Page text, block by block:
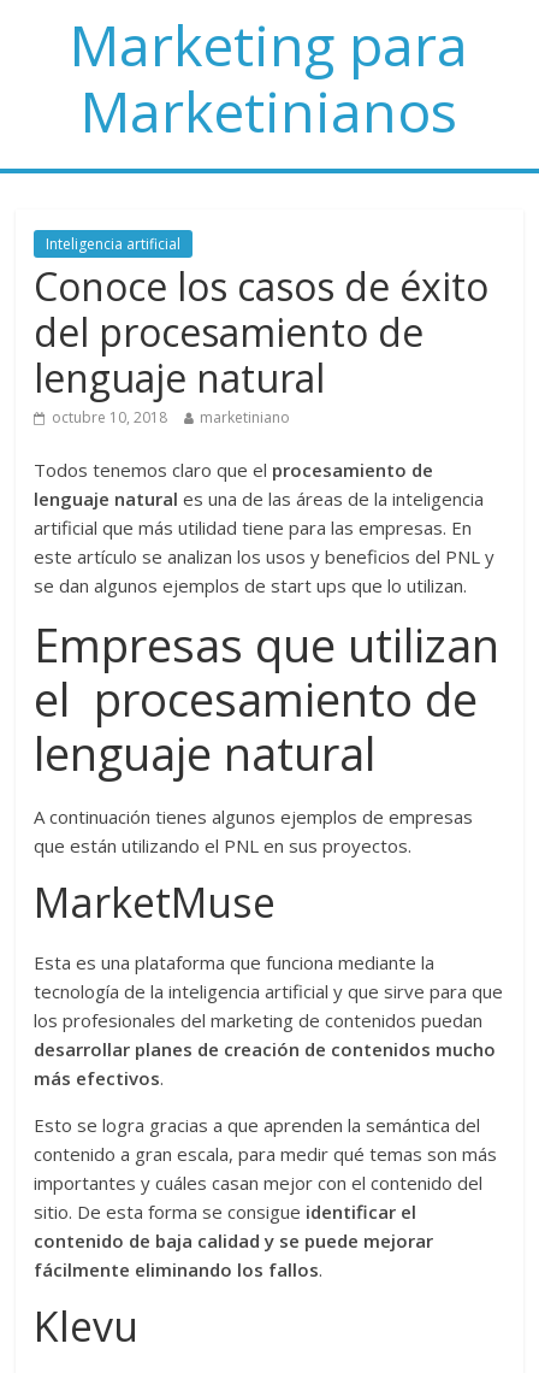
Marketing para
Marketinianos
Inteligencia artificial
Conoce los casos de éxito
del procesamiento de
lenguaje natural
octubre 10, 2018 marketiniano
Todos tenemos claro que el procesamiento de
lenguaje natural es una de las áreas de la inteligencia
artificial que más utilidad tiene para las empresas. En
este artículo se analizan los usos y beneficios del PNL y
se dan algunos ejemplos de start ups que lo utilizan.
Empresas que utilizan
el procesamiento de
lenguaje natural
A continuación tienes algunos ejemplos de empresas
que están utilizando el PNL en sus proyectos.
MarketMuse
Esta es una plataforma que funciona mediante la
tecnología de la inteligencia artificial y que sirve para que
los profesionales del marketing de contenidos puedan
desarrollar planes de creación de contenidos mucho
más efectivos.
Esto se logra gracias a que aprenden la semántica del
contenido a gran escala, para medir qué temas son más
importantes y cuáles casan mejor con el contenido del
sitio. De esta forma se consigue identificar el
contenido de baja calidad y se puede mejorar
fácilmente eliminando los fallos.
Klevu